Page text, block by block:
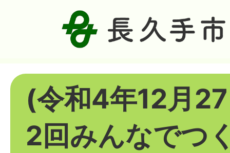
(令和4年12月
2回みんなでつ